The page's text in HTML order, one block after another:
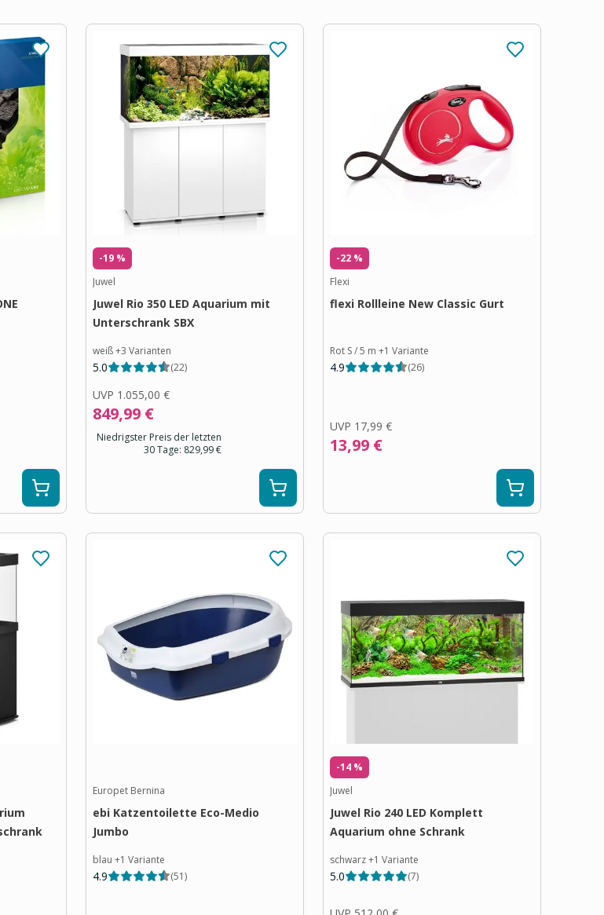
-19 %
Juwel
Juwel Rio 350 LED Aquarium mit
Unterschrank SBX
weiß+3 Varianten
5.0 (22)
UVP 1.055,00 €
849,99 €
Niedrigster Preis der letzten
30 Tage: 829,99 €
-22 %
Flexi
flexi Rollleine New Classic Gurt
Rot S / 5 m +1 Variante
4.9 (26)
UVP 17,99 €
13,99 €
Europet Bernina
ebi Katzentoilette Eco-Medio
Jumbo
blau +1 Variante
4.9 (51)
-14 %
Juwel
Juwel Rio 240 LED Komplett
Aquarium ohne Schrank
schwarz+1 Variante
5.0 (7)